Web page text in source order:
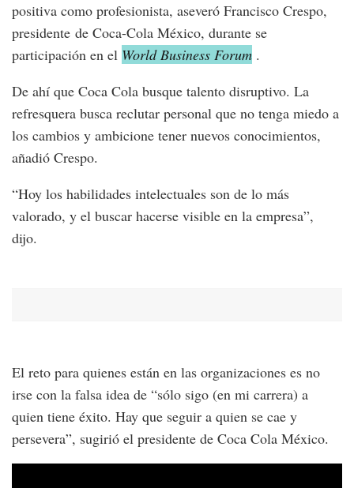
positiva como profesionista, aseveró Francisco Crespo,
presidente de Coca-Cola México, durante se
participación en el World Business Forum .
De ahí que Coca Cola busque talento disruptivo. La
refresquera busca reclutar personal que no tenga miedo a
los cambios y ambicione tener nuevos conocimientos,
añadió Crespo.
“Hoy los habilidades intelectuales son de lo más
valorado, y el buscar hacerse visible en la empresa”,
dijo.
El reto para quienes están en las organizaciones es no
irse con la falsa idea de “sólo sigo (en mi carrera) a
quien tiene éxito. Hay que seguir a quien se cae y
persevera”, sugirió el presidente de Coca Cola México.